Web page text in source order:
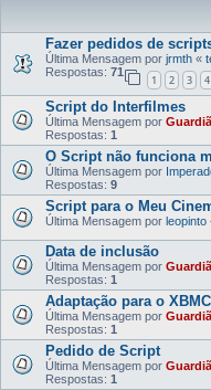
Fazer pedidos de
Última Mensagem por jrmth «
Respostas: 71
1 2 3 4
Script do Interfilmes
Última Mensagem por
Respostas: 1
O Script não funciona
Última Mensagem por
Respostas: 9
Script para o Meu
Última Mensagem por leopinto
Data de inclusão
Última Mensagem por
Respostas: 1
Adaptação para o XBMC
Última Mensagem por
Respostas: 1
Pedido de Script
Última Mensagem por
Respostas: 1